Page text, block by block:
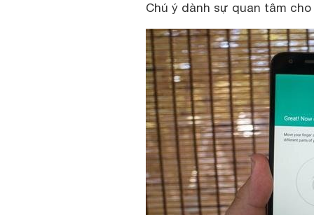
Chú ý dành sự quan tâm